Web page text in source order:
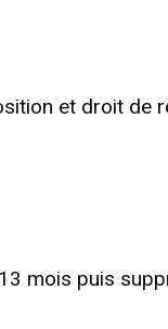
et droit de
mois puis